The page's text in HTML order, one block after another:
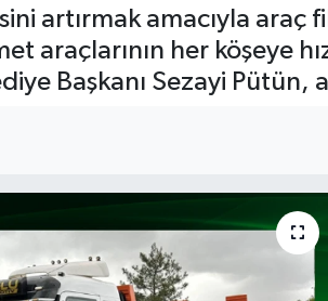
artırmak amacıyla araç
araçlarının her köşeye
Başkanı Sezayi Pütün,